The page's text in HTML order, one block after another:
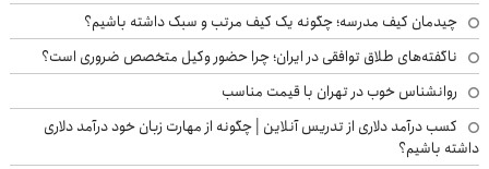
چیدمان کیف مدرسه؛ چگونه یک کیف مرتب و سبک داشته باشیم؟
ناگفته‌های طلاق توافقی در ایران؛ چرا حضور وکیل متخصص ضروری است؟
روانشناس خوب در تهران با قیمت مناسب
کسب درآمد دلاری از تدریس آنلاین | چگونه از مهارت زبان خود درآمد دلاری
داشته باشیم؟